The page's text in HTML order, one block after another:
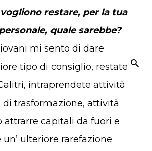
restare, per la tua
quale sarebbe?
mi sento di dare
tipo di consiglio, restate
intraprendete attività
trasformazione, attività
attrarre capitali da fuori e
un’ ulteriore rarefazione